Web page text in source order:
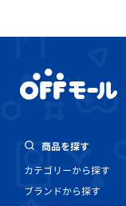
商品を探す
カテゴリーから探す
ブランドから探す